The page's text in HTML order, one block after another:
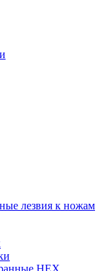
лезвия к ножам
HEX